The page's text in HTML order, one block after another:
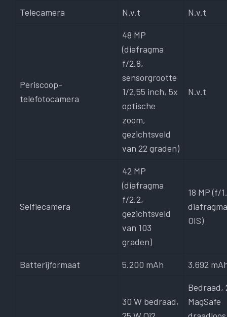
Telecamera N.v.t N.v.t
Periscoop-
telefotocamera
48 MP
(diafragma
f/2.8,
sensorgrootte
1/2,55 inch, 5x
optische
zoom,
gezichtsveld
van 22 graden)
N.v.t
Selfiecamera
42 MP
(diafragma
f/2.2,
gezichtsveld
van 103
graden)
18 MP (f/
OIS)
Batterijformaat 5.200 mAh 3.692
30 W bedraad,
Bedraad,
MagSafe